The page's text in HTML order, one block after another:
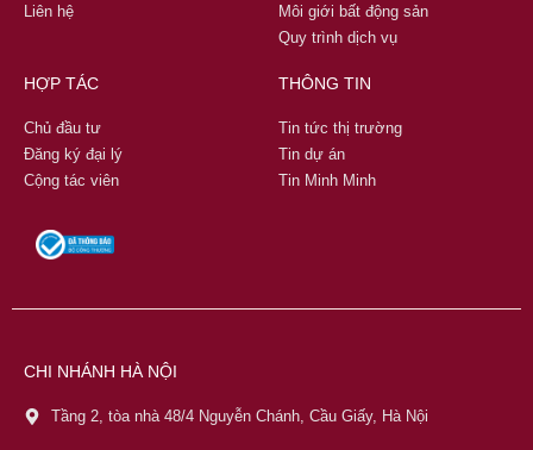
Liên hệ
Môi giới bất động sản
Quy trình dịch vụ
HỢP TÁC
Chủ đầu tư
Đăng ký đại lý
Cộng tác viên
THÔNG TIN
Tin tức thị trường
Tin dự án
Tin Minh Minh
CHI NHÁNH HÀ NỘI
Tầng 2, tòa nhà 48/4 Nguyễn Chánh, Cầu Giấy, Hà Nội